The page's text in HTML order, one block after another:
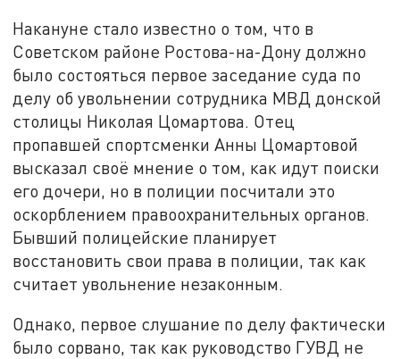
Накануне стало известно о том, что в
Советском районе Ростова-на-Дону должно
было состояться первое заседание суда по
делу об увольнении сотрудника МВД донской
столицы Николая Цомартова. Отец
пропавшей спортсменки Анны Цомартовой
высказал своё мнение о том, как идут поиски
его дочери, но в полиции посчитали это
оскорблением правоохранительных органов.
Бывший полицейские планирует
восстановить свои права в полиции, так как
считает увольнение незаконным.
Однако, первое слушание по делу фактически
было сорвано, так как руководство ГУВД не